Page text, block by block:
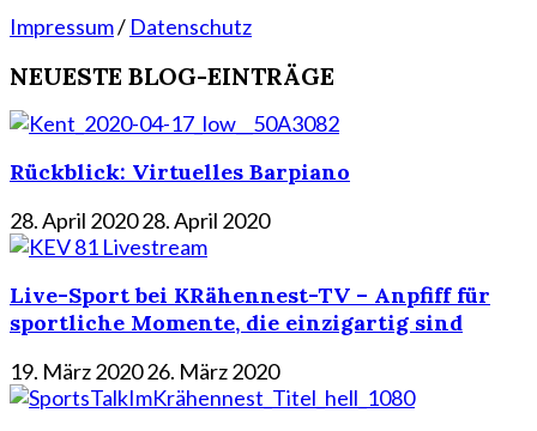
Impressum/ Datenschutz
NEUESTE BLOG-EINTRÄGE
Rückblick: Virtuelles Barpiano
28. April 202028. April 2020
Live-Sport bei KRähennest-TV – Anpfiff für
sportliche Momente, die einzigartig sind
19. März 202026. März 2020